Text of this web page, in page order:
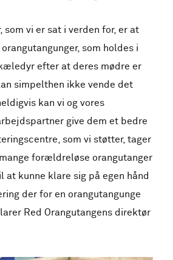
som vi er sat i verden for, er at
som holdes i
efter at deres mødre er
simpelthen ikke vende det
kan vi og vores
give dem et bedre
som vi støtter, tager
forældreløse orangutanger
kunne klare sig på egen hånd
der for en orangutangunge
Red Orangutangens direktør